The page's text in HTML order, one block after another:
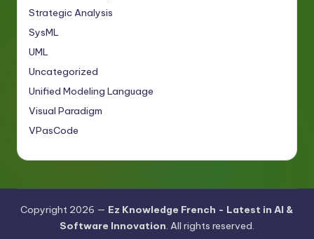
Strategic Analysis
SysML
UML
Uncategorized
Unified Modeling Language
Visual Paradigm
VPasCode
Copyright 2026 — Ez Knowledge French - Latest in AI &
Software Innovation. All rights reserved.